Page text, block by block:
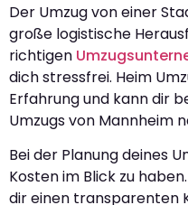
Der Umzug von einer
große logistische
richtigen
dich stressfrei. Heim
Erfahrung und kann dir
Umzugs von Mannheim
Bei der Planung deines
Kosten im Blick zu
dir einen transparenten